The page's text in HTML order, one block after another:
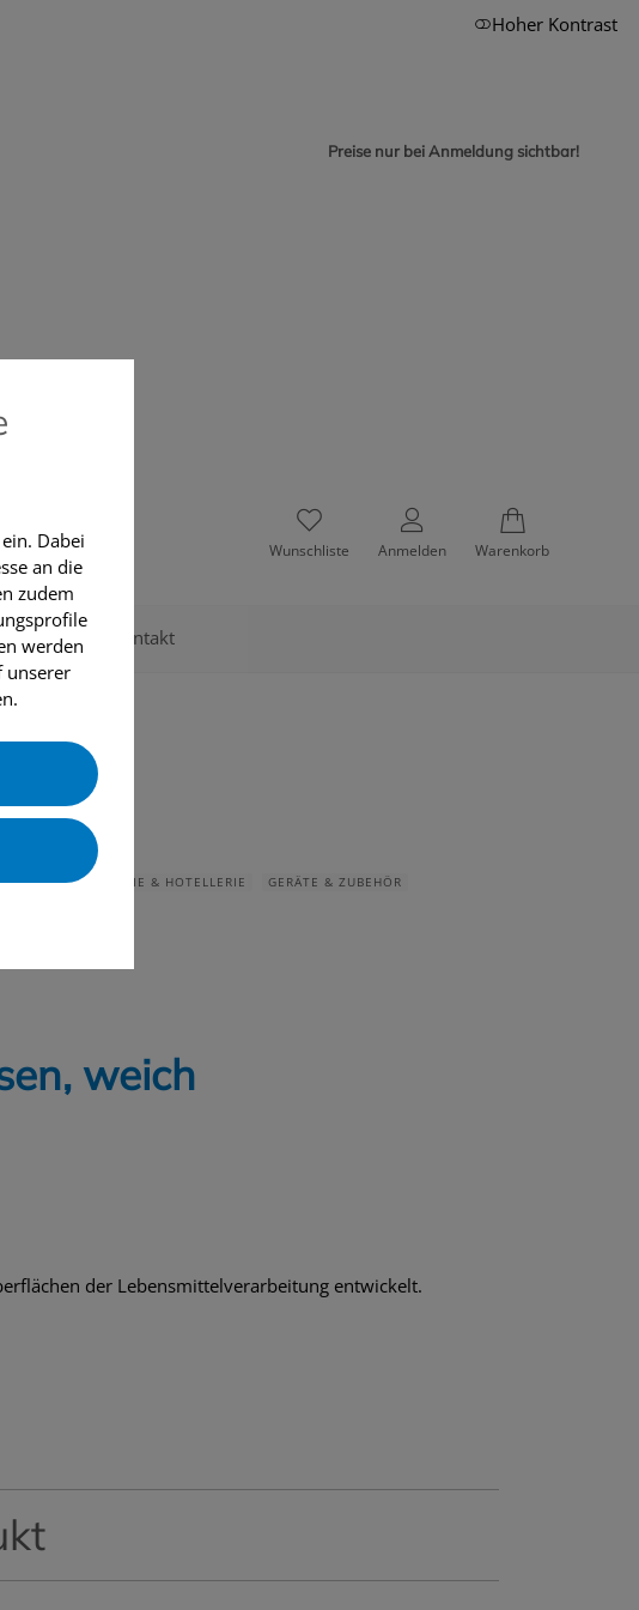
Preise nur bei Anmeldung sichtbar!
28 20
Hoher Kontrast
Wunschliste Anmelden Warenkorb
uns Kontakt
GASTRONOMIE & HOTELLERIE
GERÄTE & ZUBEHÖR
weich
der Lebensmittelverarbeitung entwickelt.
Dabei
an die
zudem
werden
unserer